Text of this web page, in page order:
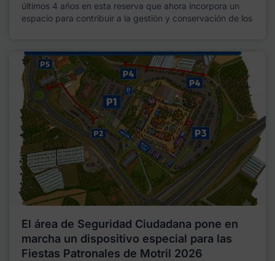
últimos 4 años en esta reserva que ahora incorpora un
espacio para contribuir a la gestión y conservación de los
El área de Seguridad Ciudadana pone en
marcha un dispositivo especial para las
Fiestas Patronales de Motril 2026